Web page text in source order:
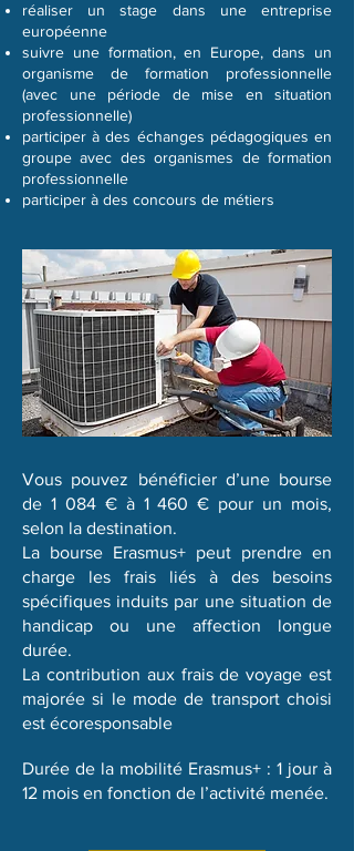
réaliser un stage dans une entreprise
européenne
suivre une formation, en Europe, dans un
organisme de formation professionnelle
(avec une période de mise en situation
professionnelle)
participer à des échanges pédagogiques en
groupe avec des organismes de formation
professionnelle
participer à des concours de métiers
Vous pouvez bénéficier d’une bourse
de 1 084 € à 1 460 € pour un mois,
selon la destination.
La bourse Erasmus+ peut prendre en
charge les frais liés à des besoins
spécifiques induits par une situation de
handicap ou une affection longue
durée.
La contribution aux frais de voyage est
majorée si le mode de transport choisi
est écoresponsable
Durée de la mobilité Erasmus+ : 1 jour à
12 mois en fonction de l’activité menée.